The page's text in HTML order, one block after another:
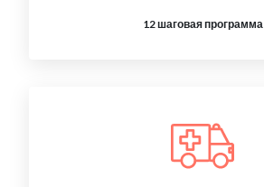
12 шаговая программа